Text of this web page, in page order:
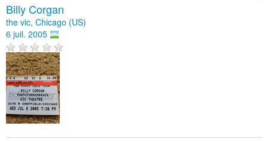
Billy Corgan
the vic, Chicago (US)
6 juil. 2005